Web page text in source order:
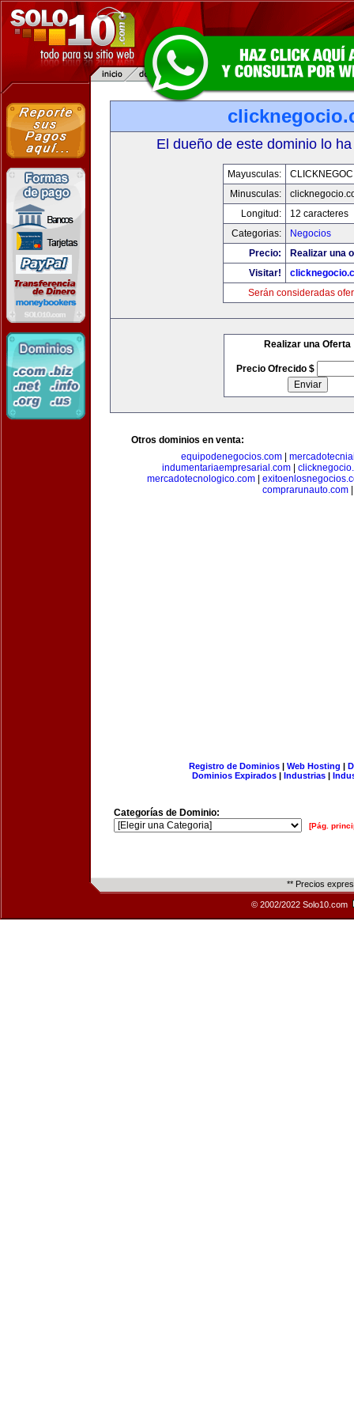
El dueño de este dominio lo
Mayusculas:
Minusculas:
Longitud:
12 caracteres
Categorias:
Negocios
Precio:
Realizar una
Visitar!
Serán consideradas
Realizar una Oferta
Precio Ofrecido $
Otros dominios en venta:
equipodenegocios.com|
indumentariaempresarial.com
mercadotecnologico.com
comprarunauto.com|
Registro de Dominios| Web Hosting |
Dominios Expirados | Industrias |
Categorías de Dominio:
[Pág.
** Precios
© 2002/2022 Solo10.com